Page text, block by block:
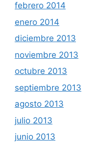
febrero 2014
enero 2014
diciembre 2013
noviembre 2013
octubre 2013
septiembre 2013
agosto 2013
julio 2013
junio 2013